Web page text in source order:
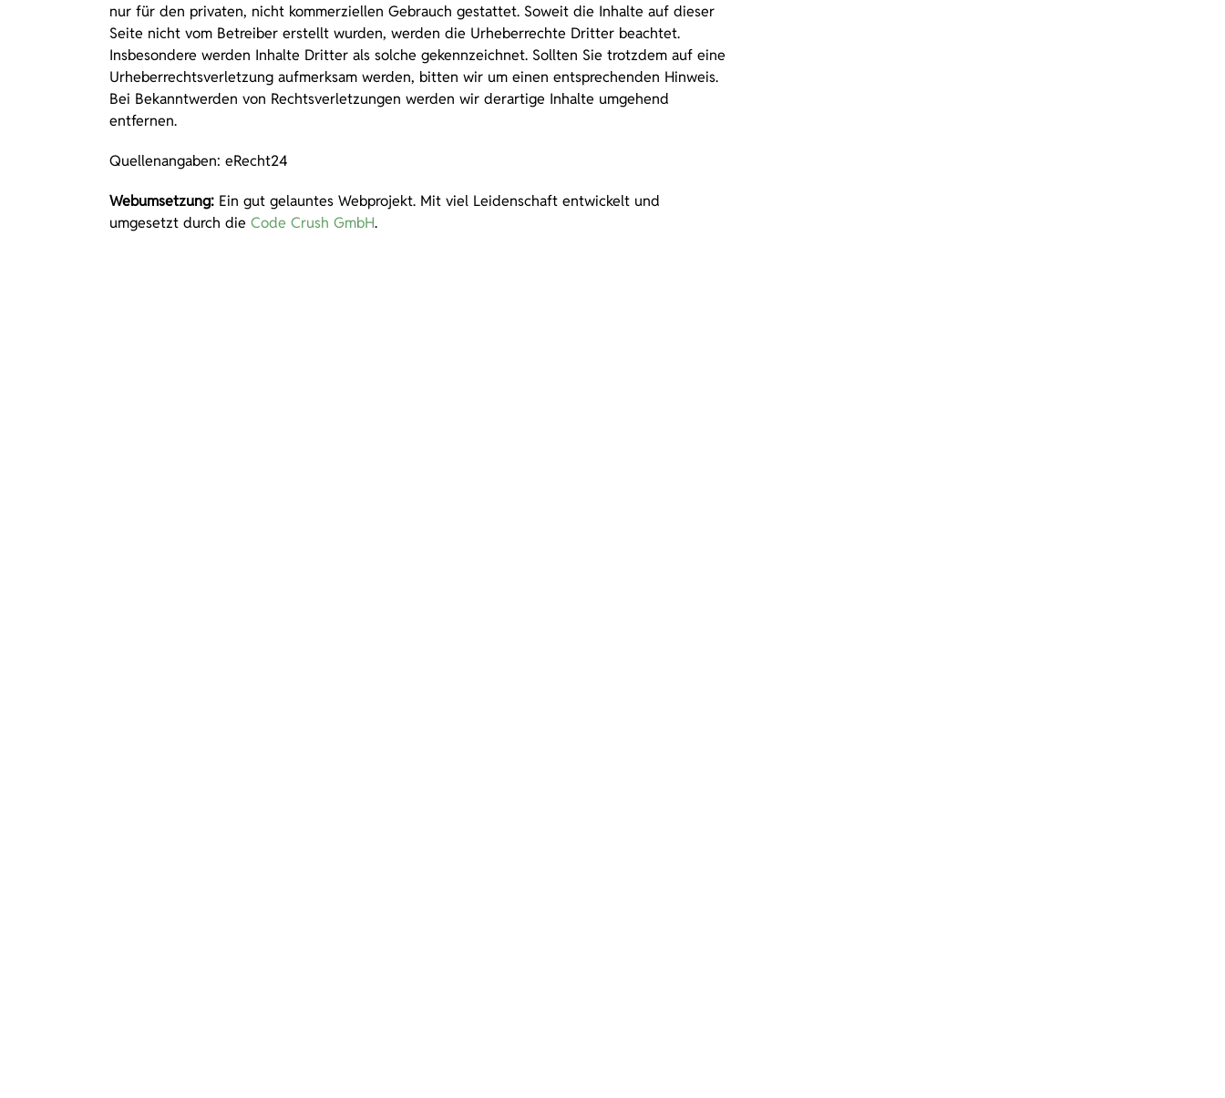
nur für den privaten, nicht kommerziellen Gebrauch gestattet. Soweit die Inhalte auf dieser
Seite nicht vom Betreiber erstellt wurden, werden die Urheberrechte Dritter beachtet.
Insbesondere werden Inhalte Dritter als solche gekennzeichnet. Sollten Sie trotzdem auf eine
Urheberrechtsverletzung aufmerksam werden, bitten wir um einen entsprechenden Hinweis.
Bei Bekanntwerden von Rechtsverletzungen werden wir derartige Inhalte umgehend
entfernen.
Quellenangaben: eRecht24
Webumsetzung: Ein gut gelauntes Webprojekt. Mit viel Leidenschaft entwickelt und
umgesetzt durch die Code Crush GmbH.